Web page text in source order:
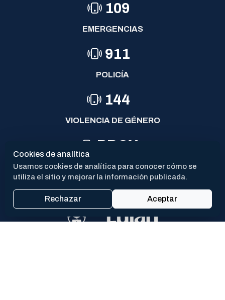
109
EMERGENCIAS
911
POLICÍA
144
VIOLENCIA DE GÉNERO
PROX
CAV
Cookies de analítica
Usamos cookies de analítica para conocer cómo se
utiliza el sitio y mejorar la información publicada.
Rechazar Aceptar